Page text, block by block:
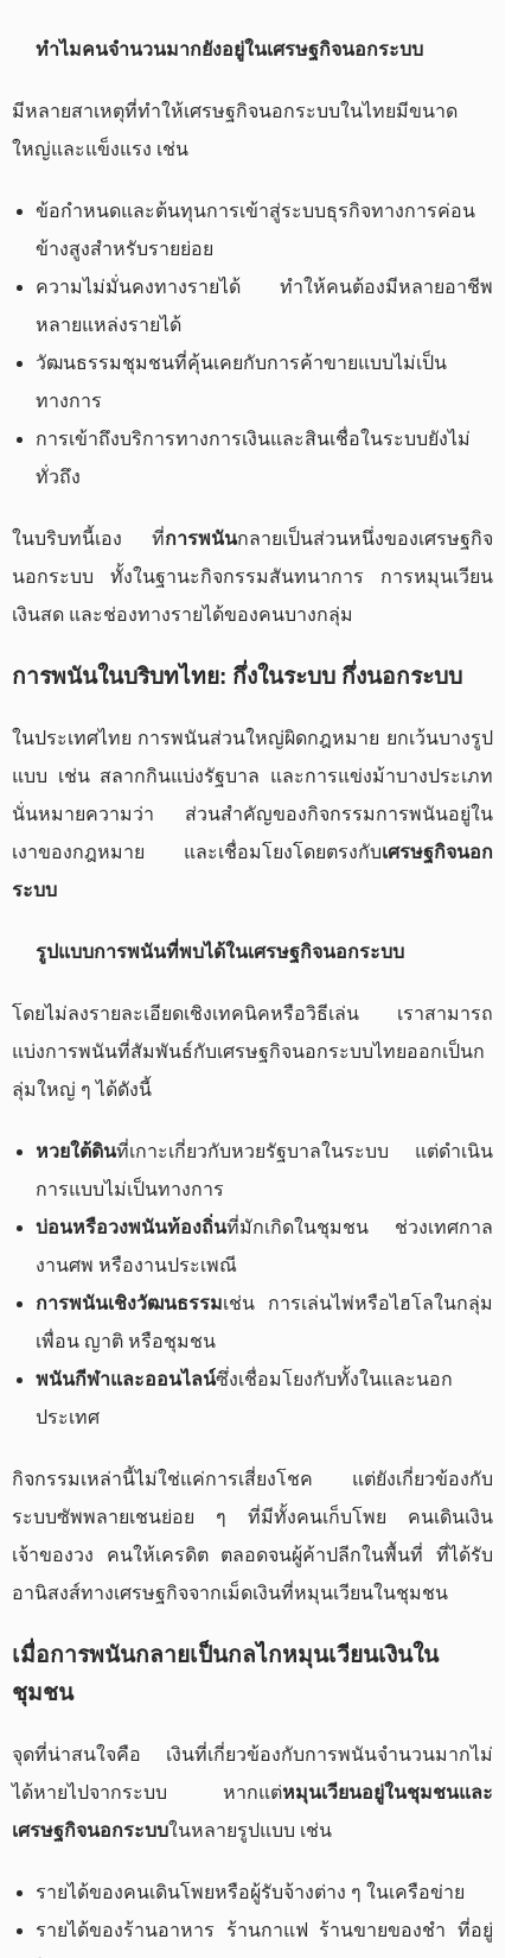
ทำไมคนจำนวนมากยังอยู่ในเศรษฐกิจนอกระบบ
มีหลายสาเหตุที่ทำให้เศรษฐกิจนอกระบบในไทยมีขนาด
ใหญ่และแข็งแรง เช่น
ข้อกำหนดและต้นทุนการเข้าสู่ระบบธุรกิจทางการค่อน
ข้างสูงสำหรับรายย่อย
ความไม่มั่นคงทางรายได้ ทำให้คนต้องมีหลายอาชีพ
หลายแหล่งรายได้
วัฒนธรรมชุมชนที่คุ้นเคยกับการค้าขายแบบไม่เป็น
ทางการ
การเข้าถึงบริการทางการเงินและสินเชื่อในระบบยังไม่
ทั่วถึง
ในบริบทนี้เอง ที่การพนันกลายเป็นส่วนหนึ่งของเศรษฐกิจ
นอกระบบ ทั้งในฐานะกิจกรรมสันทนาการ การหมุนเวียน
เงินสด และช่องทางรายได้ของคนบางกลุ่ม
การพนันในบริบทไทย: กึ่งในระบบ กึ่งนอกระบบ
ในประเทศไทย การพนันส่วนใหญ่ผิดกฎหมาย ยกเว้นบางรูป
แบบ เช่น สลากกินแบ่งรัฐบาล และการแข่งม้าบางประเภท
นั่นหมายความว่า ส่วนสำคัญของกิจกรรมการพนันอยู่ใน
เงาของกฎหมาย และเชื่อมโยงโดยตรงกับเศรษฐกิจนอก
ระบบ
รูปแบบการพนันที่พบได้ในเศรษฐกิจนอกระบบ
โดยไม่ลงรายละเอียดเชิงเทคนิคหรือวิธีเล่น เราสามารถ
แบ่งการพนันที่สัมพันธ์กับเศรษฐกิจนอกระบบไทยออกเป็นก
ลุ่มใหญ่ ๆ ได้ดังนี้
หวยใต้ดินที่เกาะเกี่ยวกับหวยรัฐบาลในระบบ แต่ดำเนิน
การแบบไม่เป็นทางการ
บ่อนหรือวงพนันท้องถิ่นที่มักเกิดในชุมชน ช่วงเทศกาล
งานศพ หรืองานประเพณี
การพนันเชิงวัฒนธรรมเช่น การเล่นไพ่หรือไฮโลในกลุ่ม
เพื่อน ญาติ หรือชุมชน
พนันกีฬาและออนไลน์ซึ่งเชื่อมโยงกับทั้งในและนอก
ประเทศ
กิจกรรมเหล่านี้ไม่ใช่แค่การเสี่ยงโชค แต่ยังเกี่ยวข้องกับ
ระบบซัพพลายเชนย่อย ๆ ที่มีทั้งคนเก็บโพย คนเดินเงิน
เจ้าของวง คนให้เครดิต ตลอดจนผู้ค้าปลีกในพื้นที่ ที่ได้รับ
อานิสงส์ทางเศรษฐกิจจากเม็ดเงินที่หมุนเวียนในชุมชน
เมื่อการพนันกลายเป็นกลไกหมุนเวียนเงินใน
ชุมชน
จุดที่น่าสนใจคือ เงินที่เกี่ยวข้องกับการพนันจำนวนมากไม่
ได้หายไปจากระบบ หากแต่หมุนเวียนอยู่ในชุมชนและ
เศรษฐกิจนอกระบบในหลายรูปแบบ เช่น
รายได้ของคนเดินโพยหรือผู้รับจ้างต่าง ๆ ในเครือข่าย
รายได้ของร้านอาหาร ร้านกาแฟ ร้านขายของชำ ที่อยู่